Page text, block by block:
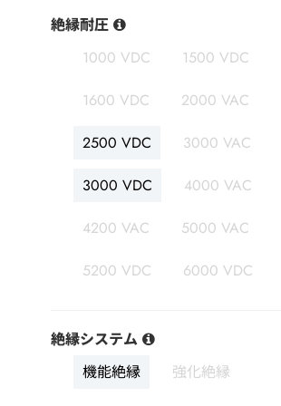
絶縁耐圧
1000 VDC
1500 VDC
1600 VDC 2000 VAC
2500 VDC 3000 VAC
3000 VDC 4000 VAC
4200 VAC 5000 VAC
5200 VDC 6000 VDC
絶縁システム
機能絶縁
強化絶縁